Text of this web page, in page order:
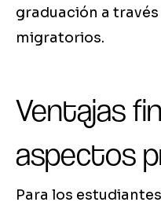
graduación a
migratorios.
Ventajas
aspectos
Para los